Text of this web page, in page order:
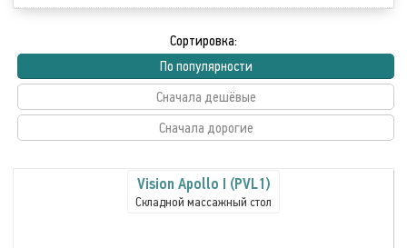
Сортировка:
По популярности
Сначала дешёвые
Сначала дорогие
Vision Apollo I (PVL1)
Складной массажный стол